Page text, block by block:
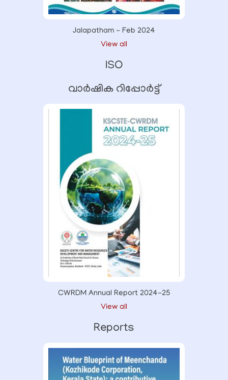
Jalapatham - Feb 2024
View all
ISO
വാർഷിക റിപ്പോർട്ട്
CWRDM Annual Report 2024-25
View all
Reports